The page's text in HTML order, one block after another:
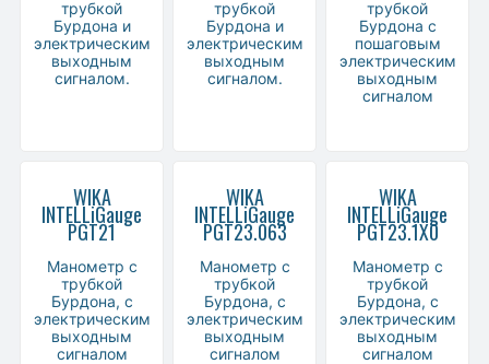
трубкой
Бурдона и
электрическим
выходным
сигналом.
трубкой
Бурдона и
электрическим
выходным
сигналом.
трубкой
Бурдона с
пошаговым
электрическим
выходным
сигналом
WIKA
INTELLiGauge
PGT21
Манометр с
трубкой
Бурдона, с
электрическим
выходным
сигналом
WIKA
INTELLiGauge
PGT23.063
Манометр с
трубкой
Бурдона, с
электрическим
выходным
сигналом
WIKA
INTELLiGauge
PGT23.1X0
Манометр с
трубкой
Бурдона, с
электрическим
выходным
сигналом